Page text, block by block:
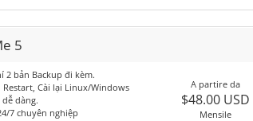
5
2 bản Backup đi kèm.
Restart, Cài lại Linux/Windows
dàng.
7 chuyên nghiệp
A partire da
$48.00 USD
Mensile